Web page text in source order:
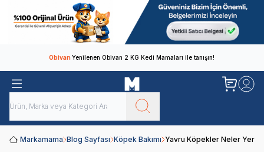
ObivanYenilenen Obivan 2 KG Kedi Mamaları ile tanışın!
Markamama Blog Sayfası Köpek Bakımı Yavru Köpekler Neler Yer?